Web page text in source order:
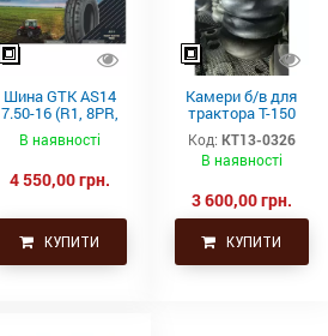
Шина GTK AS14
7.50-16 (R1, 8PR,
TT)
В наявності
4 550,00 грн.
КУПИТИ
Камери б/в для
трактора Т-150
21.3-24 (530-610)
СНГ товсті
Код: КТ13-0326
В наявності
3 600,00 грн.
КУПИТИ